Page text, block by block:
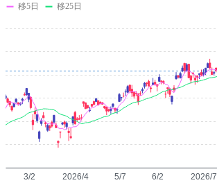
2026/4 2026/7
3/2 5/7 6/2
移5日 移25日